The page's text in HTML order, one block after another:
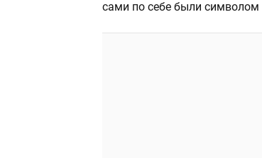
сами по себе были символом